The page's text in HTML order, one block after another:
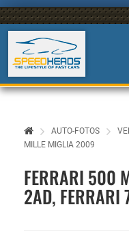
AUTO-FOTOS
MILLE MIGLIA 2009
FERRARI 500
2AD, FERRARI